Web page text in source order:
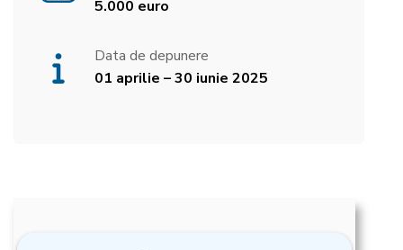
5.000 euro
Data de depunere
01 aprilie – 30 iunie 2025